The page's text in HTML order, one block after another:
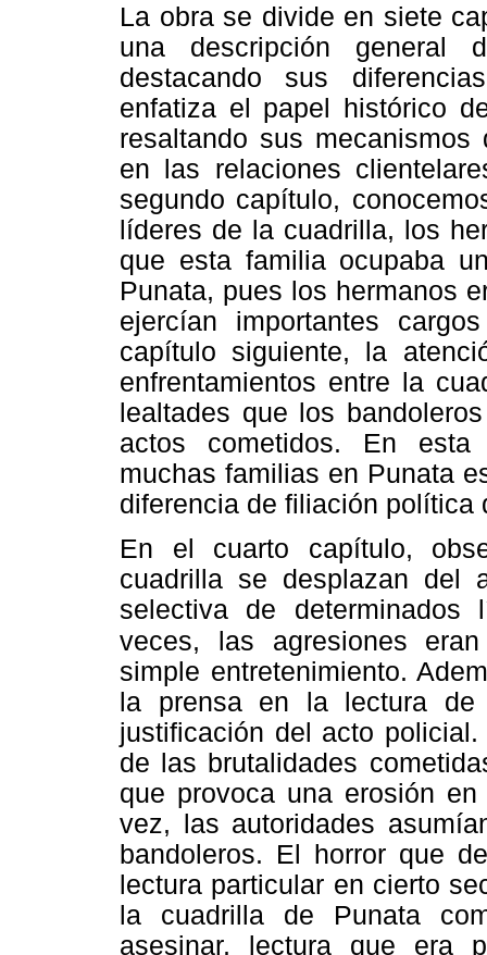
La obra se divide en siete
una descripción general
destacando sus
enfatiza el papel histórico
resaltando sus
en las relaciones
segundo capítulo,
líderes de la cuadrilla, los
que esta familia ocupaba
Punata, pues los hermanos
ejercían importantes
capítulo siguiente, la
enfrentamientos entre la
lealtades que los
actos cometidos. En esta
muchas familias en Punata
diferencia de filiación política
En el cuarto capítulo,
cuadrilla se desplazan del
selectiva de determinados
veces, las agresiones
simple entretenimiento.
la prensa en la lectura
justificación del acto
de las brutalidades
que provoca una erosión
vez, las autoridades
bandoleros. El horror que
lectura particular en cierto
la cuadrilla de Punata
asesinar, lectura que era